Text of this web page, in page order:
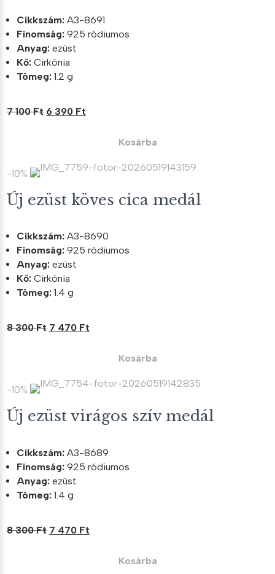
Cikkszám: A3-8691
Finomság: 925 ródiumos
Anyag: ezüst
Kő: Cirkónia
Tömeg: 1.2 g
7 100Ft Original
100 Ft.
6 390 Ft
390 Ft.
Kosárba
-10%
Új ezüst köves cica medál
Cikkszám: A3-8690
Finomság: 925 ródiumos
Anyag: ezüst
Kő: Cirkónia
Tömeg: 1.4 g
8 300Ft Original
300 Ft.
7 470 Ft
470 Ft.
Kosárba
-10%
Új ezüst virágos szív medál
Cikkszám: A3-8689
Finomság: 925 ródiumos
Anyag: ezüst
Tömeg: 1.4 g
8 300Ft Original
7 470 Ft
Kosárba